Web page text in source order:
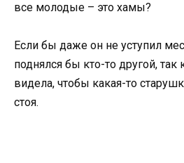
все молодые – это хамы?
Если бы даже он не уступил
поднялся бы кто-то другой, так
видела, чтобы какая-то
стоя.